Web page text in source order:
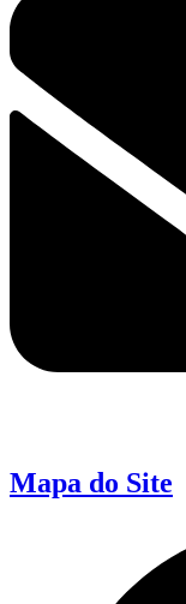
Mapa do Site